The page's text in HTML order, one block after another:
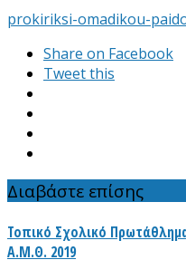
prokiriksi-omadikou-
Share on Facebook
Tweet this
Διαβάστε επίσης
Τοπικό Σχολικό
Α.Μ.Θ. 2019